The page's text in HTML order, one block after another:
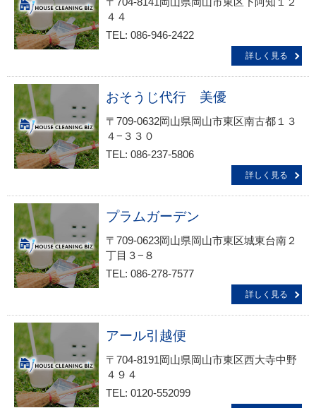
４４
TEL: 086-946-2422
詳しく見る
おそうじ代行 美優
〒709-0632岡山県岡山市東区南古都１３
４−３３０
TEL: 086-237-5806
詳しく見る
プラムガーデン
〒709-0623岡山県岡山市東区城東台南２
丁目３−８
TEL: 086-278-7577
詳しく見る
アール引越便
〒704-8191岡山県岡山市東区西大寺中野
４９４
TEL: 0120-552099